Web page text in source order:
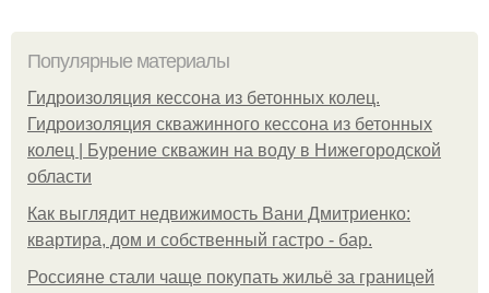
Популярные материалы
Гидроизоляция кессона из бетонных колец.
Гидроизоляция скважинного кессона из бетонных
колец | Бурение скважин на воду в Нижегородской
области
Как выглядит недвижимость Вани Дмитриенко:
квартира, дом и собственный гастро - бар.
Россияне стали чаще покупать жильё за границей